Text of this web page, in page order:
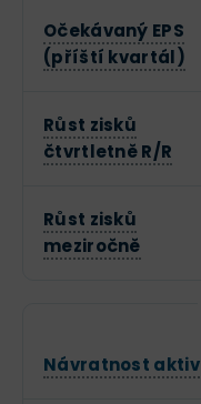
Očekávaný EPS
(příští kvartál)
Růst zisků
čtvrtletně R/R
Růst zisků
meziročně
Návratnost aktiv